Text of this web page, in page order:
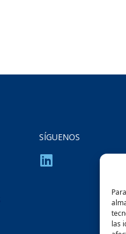
las
SÍGUENOS